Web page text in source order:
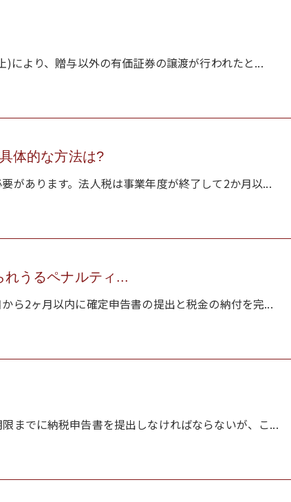
により、贈与以外の有価証券の譲渡が行われたと...
体的な方法は?
があります。法人税は事業年度が終了して2か月以...
うるペナルティ...
ら2ヶ月以内に確定申告書の提出と税金の納付を完...
までに納税申告書を提出しなければならないが、こ...